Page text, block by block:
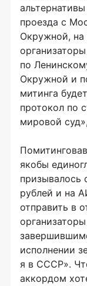
проезда с
Окружной, на
по
Окружной и
митинга
протокол по
мировой
якобы
призывалось
рублей и на
отправить в
исполнении
я в СССР».
аккордом